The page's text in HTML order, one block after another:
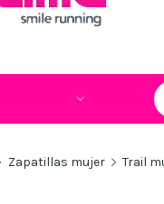
Zapatillas mujer Trail